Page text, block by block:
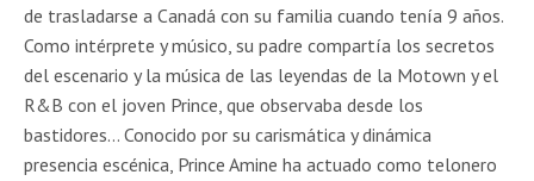
de trasladarse a Canadá con su familia cuando tenía 9 años.
Como intérprete y músico, su padre compartía los secretos
del escenario y la música de las leyendas de la Motown y el
R&B con el joven Prince, que observaba desde los
bastidores… Conocido por su carismática y dinámica
presencia escénica, Prince Amine ha actuado como telonero